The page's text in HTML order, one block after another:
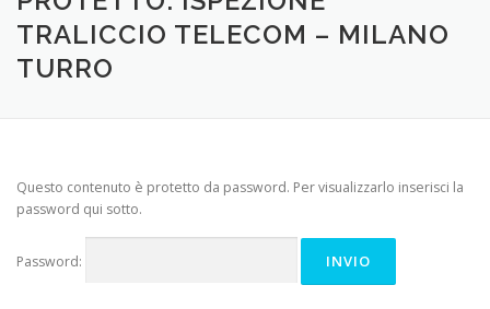
NOLEGGIO DRONI
TRALICCIO TELECOM – MILANO
TURRO
Questo contenuto è protetto da password. Per visualizzarlo inserisci la
password qui sotto.
Password: